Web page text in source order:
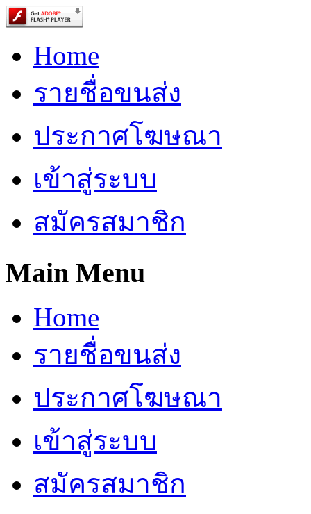
Home
รายชื่อขนส่ง
ประกาศโฆษณา
เข้าสู่ระบบ
สมัครสมาชิก
Main Menu
Home
รายชื่อขนส่ง
ประกาศโฆษณา
เข้าสู่ระบบ
สมัครสมาชิก